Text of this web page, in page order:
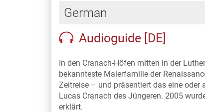
German
Audioguide [DE]
In den Cranach-Höfen mitten in der
bekannteste Malerfamilie der
Zeitreise – und präsentiert das eine oder
Lucas Cranach des Jüngeren. 2005
erklärt.